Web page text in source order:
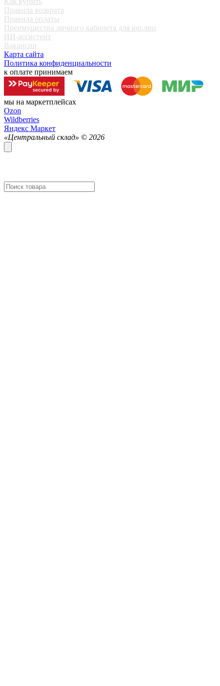
Правила возврата
Правила оплаты
Преимущества личного кабинета для юр.лиц
ИИ-ассистент
Вакансии
Карта сайта
Политика конфиденциальности
к оплате принимаем
мы на маркетплейсах
Ozon
Wildberries
Яндекс Маркет
«Центральный склад» © 2026